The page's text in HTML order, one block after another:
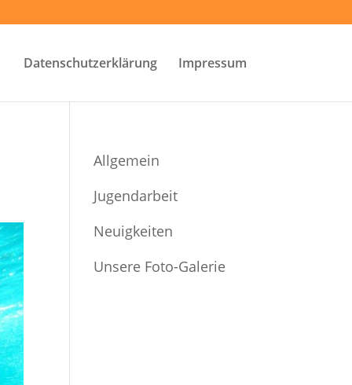
Datenschutzerklärung Impressum
Allgemein
Jugendarbeit
Neuigkeiten
Unsere Foto-Galerie